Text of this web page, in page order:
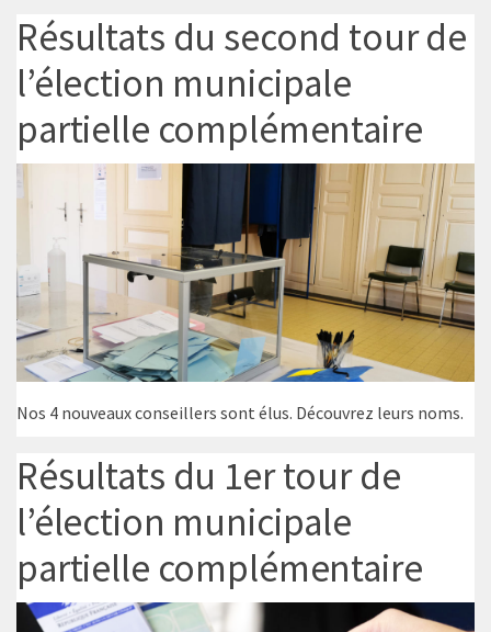
Résultats du second tour de
l’élection municipale
partielle complémentaire
Nos 4 nouveaux conseillers sont élus. Découvrez leurs noms.
Résultats du 1er tour de
l’élection municipale
partielle complémentaire